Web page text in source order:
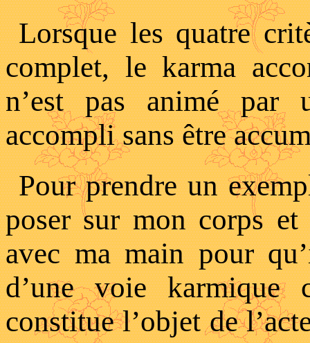
Lorsque les quatre
complet, le karma
n’est pas animé par
accompli sans être
Pour prendre un
poser sur mon corps et
avec ma main pour
d’une voie
constitue l’objet de